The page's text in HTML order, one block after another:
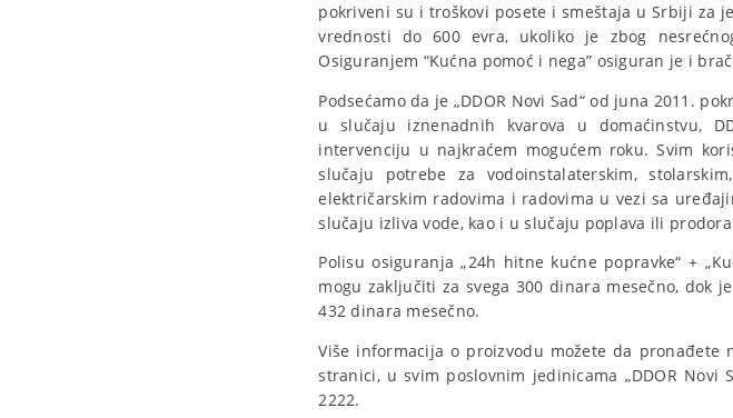
pokriveni su i troškovi posete i smeštaja u Srbiji za
vrednosti do 600 evra, ukoliko je zbog
Osiguranjem “Kućna pomoć i nega” osiguran je i
Podsećamo da je „DDOR Novi Sad“ od juna 2011.
u slučaju iznenadnih kvarova u domaćinstvu,
intervenciju u najkraćem mogućem roku. Svim
slučaju potrebe za vodoinstalaterskim,
električarskim radovima i radovima u vezi sa
slučaju izliva vode, kao i u slučaju poplava ili
Polisu osiguranja „24h hitne kućne popravke“ +
mogu zaključiti za svega 300 dinara mesečno, dok
432 dinara mesečno.
Više informacija o proizvodu možete da pronađete
stranici, u svim poslovnim jedinicama „DDOR Novi
2222.